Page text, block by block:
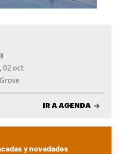
02 oct
IR A AGENDA
y novedades